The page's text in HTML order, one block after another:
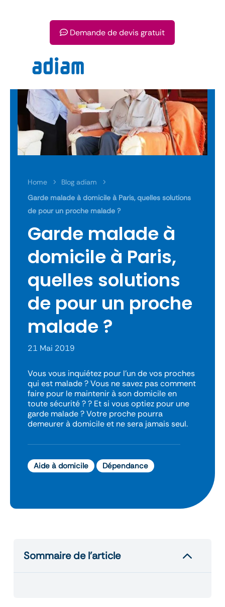
Demande de devis gratuit
Home 5 Blog adiam 5
Garde malade à domicile à Paris, quelles solutions
de pour un proche malade ?
Garde malade à
domicile à Paris,
quelles solutions
de pour un proche
malade ?
21 Mai 2019
Vous vous inquiétez pour l’un de vos proches
qui est malade ? Vous ne savez pas comment
faire pour le maintenir à son domicile en
toute sécurité ? ? Et si vous optiez pour une
garde malade ? Votre proche pourra
demeurer à domicile et ne sera jamais seul.
Aide à domicile Dépendance
2
Sommaire de l’article